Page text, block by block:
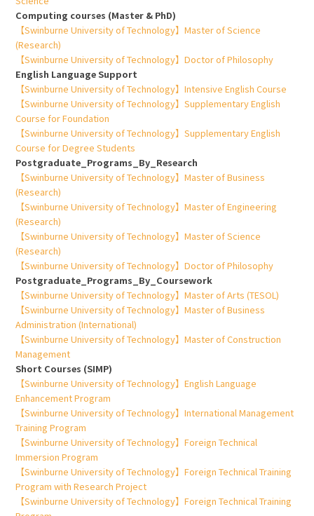
Computing courses (Master & PhD)
【Swinburne University of Technology】Master of Science
(Research)
【Swinburne University of Technology】Doctor of Philosophy
English Language Support
【Swinburne University of Technology】Intensive English Course
【Swinburne University of Technology】Supplementary English
Course for Foundation
【Swinburne University of Technology】Supplementary English
Course for Degree Students
Postgraduate_Programs_By_Research
【Swinburne University of Technology】Master of Business
(Research)
【Swinburne University of Technology】Master of Engineering
(Research)
【Swinburne University of Technology】Master of Science
(Research)
【Swinburne University of Technology】Doctor of Philosophy
Postgraduate_Programs_By_Coursework
【Swinburne University of Technology】Master of Arts (TESOL)
【Swinburne University of Technology】Master of Business
Administration (International)
【Swinburne University of Technology】Master of Construction
Management
Short Courses (SIMP)
【Swinburne University of Technology】English Language
Enhancement Program
【Swinburne University of Technology】International Management
Training Program
【Swinburne University of Technology】Foreign Technical
Immersion Program
【Swinburne University of Technology】Foreign Technical Training
Program with Research Project
【Swinburne University of Technology】Foreign Technical Training